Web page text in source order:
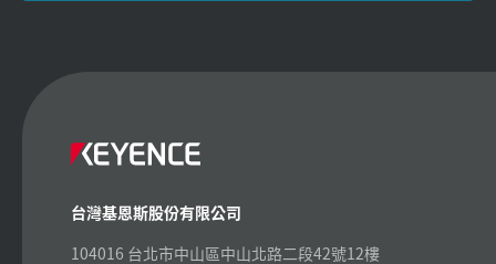
台灣基恩斯股份有限公司
104016 台北市中山區中山北路二段42號12樓